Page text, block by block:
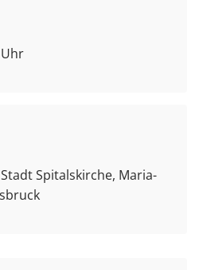
Uhr
Spitalskirche, Maria-